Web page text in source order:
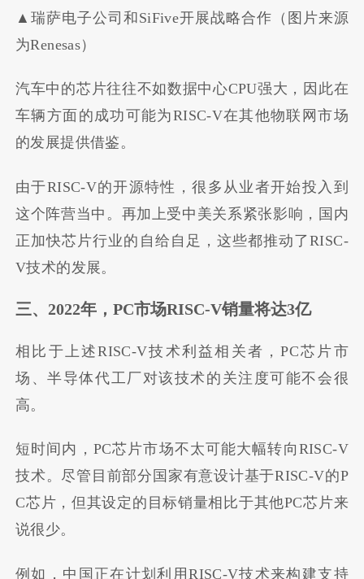
▲瑞萨电子公司和SiFive开展战略合作（图片来源
为Renesas）
汽车中的芯片往往不如数据中心CPU强大，因此在
车辆方面的成功可能为RISC-V在其他物联网市场
的发展提供借鉴。
由于RISC-V的开源特性，很多从业者开始投入到
这个阵营当中。再加上受中美关系紧张影响，国内
正加快芯片行业的自给自足，这些都推动了RISC-
V技术的发展。
三、2022年，PC市场RISC-V销量将达3亿
相比于上述RISC-V技术利益相关者，PC芯片市
场、半导体代工厂对该技术的关注度可能不会很
高。
短时间内，PC芯片市场不太可能大幅转向RISC-V
技术。尽管目前部分国家有意设计基于RISC-V的P
C芯片，但其设定的目标销量相比于其他PC芯片来
说很少。
例如，中国正在计划利用RISC-V技术来构建支持